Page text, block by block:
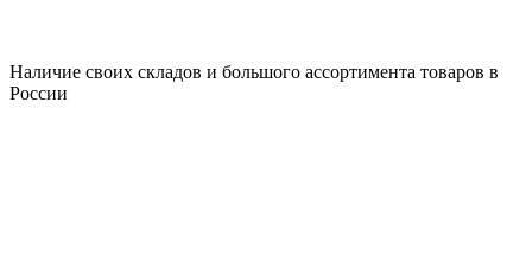
Наличие своих складов и большого ассортимента товаров в
России